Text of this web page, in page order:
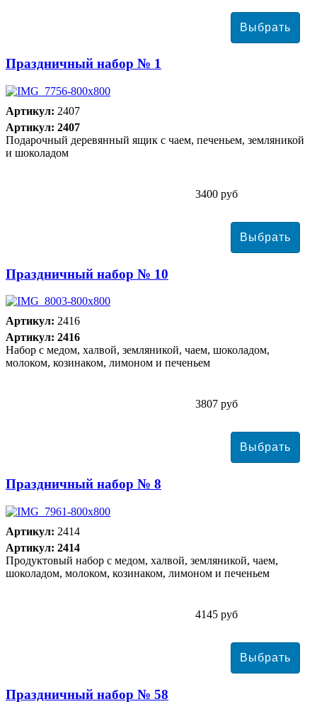
Праздничный набор № 1
Артикул: 2407
Артикул: 2407
Подарочный деревянный ящик с чаем, печеньем, земляникой
и шоколадом
3400 руб
Праздничный набор № 10
Артикул: 2416
Артикул: 2416
Набор с медом, халвой, земляникой, чаем, шоколадом,
молоком, козинаком, лимоном и печеньем
3807 руб
Праздничный набор № 8
Артикул: 2414
Артикул: 2414
Продуктовый набор с медом, халвой, земляникой, чаем,
шоколадом, молоком, козинаком, лимоном и печеньем
4145 руб
Праздничный набор № 58